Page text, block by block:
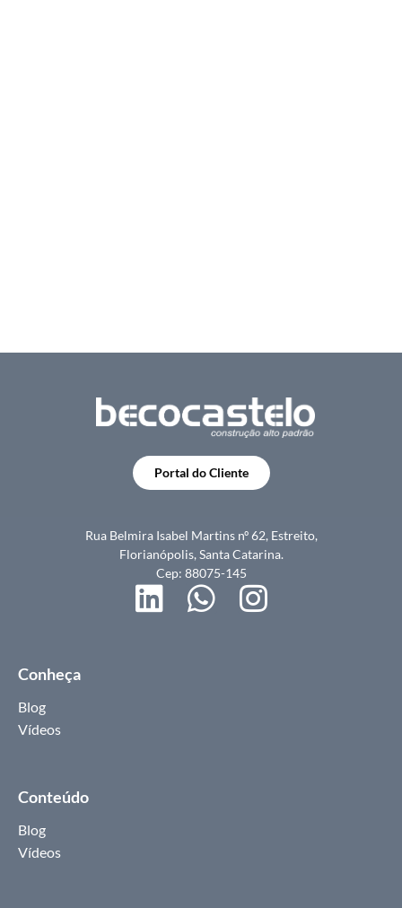
Portal do Cliente
Rua Belmira Isabel Martins nº 62, Estreito,
Florianópolis, Santa Catarina.
Cep: 88075-145
Conheça
Blog
Vídeos
Conteúdo
Blog
Vídeos